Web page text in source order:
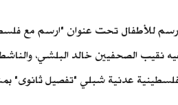
للأطفال تحت عنوان "ارسم مع
الصحفيين خالد البلشي، والناشطة
الفلسطينية عدنية شبلي "تفصيل